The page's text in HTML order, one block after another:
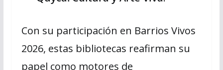
Con su participación en Barrios Vivos
2026, estas bibliotecas reafirman su
papel como motores de